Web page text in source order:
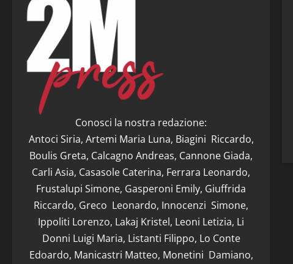
Conosci la nostra redazione:
Antoci Siria, Artemi Maria Luna, Biagini Riccardo,
Boulis Greta, Calcagno Andreas, Cannone Giada,
Carli Asia, Casasole Caterina, Ferrara Leonardo,
Frustalupi Simone, Gasperoni Emily, Giuffrida
Riccardo, Greco Leonardo, Innocenzi Simone,
Ippoliti Lorenzo, Lakaj Kristel, Leoni Letizia, Li
Donni Luigi Maria, Listanti Filippo, Lo Conte
Edoardo, Manicastri Matteo, Monetini Damiano,